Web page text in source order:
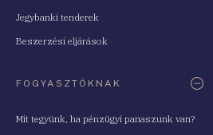
Jegybanki tenderek
Beszerzési eljárások
FOGYASZTÓKNAK
Mit tegyünk, ha pénzügyi panaszunk van?